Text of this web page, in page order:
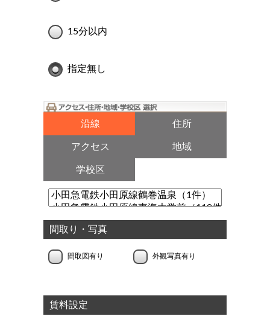
15分以内
指定無し
沿線 住所
アクセス 地域
学校区
間取り・写真
間取図有り 外観写真有り
賃料設定